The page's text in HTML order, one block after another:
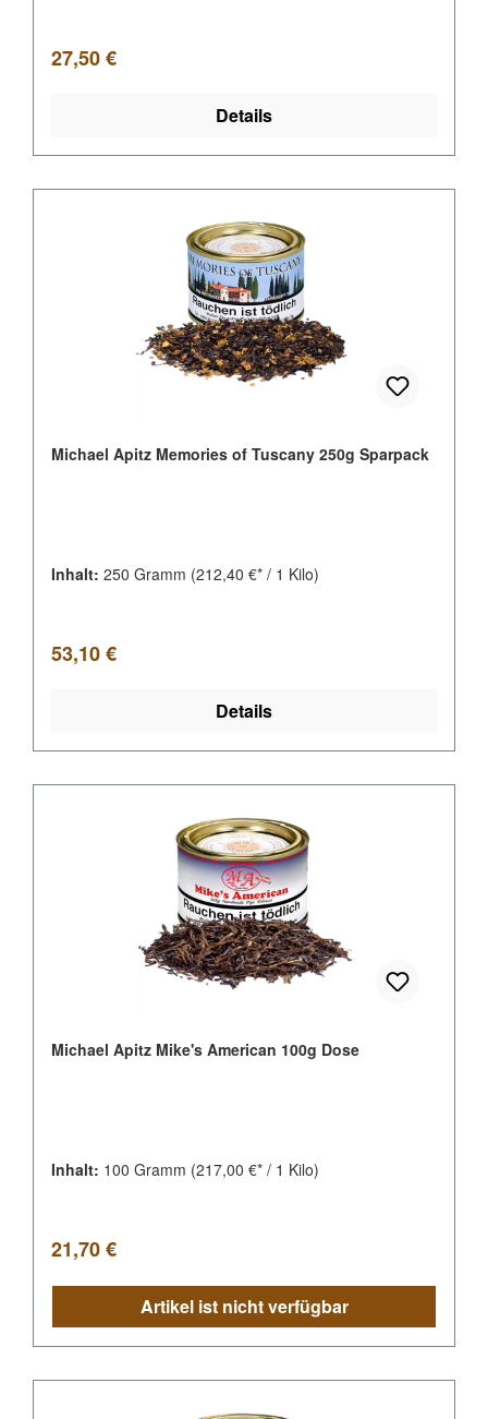
Regulärer Preis:
27,50 €
Details
Michael Apitz Memories of Tuscany 250g Sparpack
Inhalt: 250 Gramm (212,40 €* / 1 Kilo)
Regulärer Preis:
53,10 €
Details
Michael Apitz Mike's American 100g Dose
Inhalt: 100 Gramm (217,00 €* / 1 Kilo)
Regulärer Preis:
21,70 €
Artikel ist nicht verfügbar